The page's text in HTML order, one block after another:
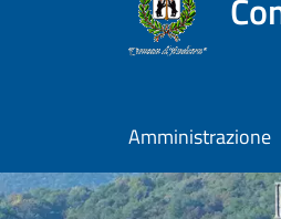
Amministrazione